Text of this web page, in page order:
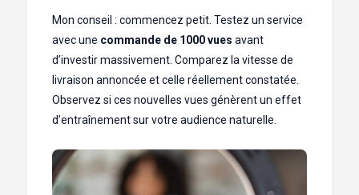
Mon conseil : commencez petit. Testez un service
avec une commande de 1000 vues avant
d’investir massivement. Comparez la vitesse de
livraison annoncée et celle réellement constatée.
Observez si ces nouvelles vues génèrent un effet
d’entraînement sur votre audience naturelle.